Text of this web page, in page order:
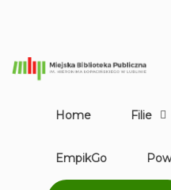
Home Filie
EmpikGo